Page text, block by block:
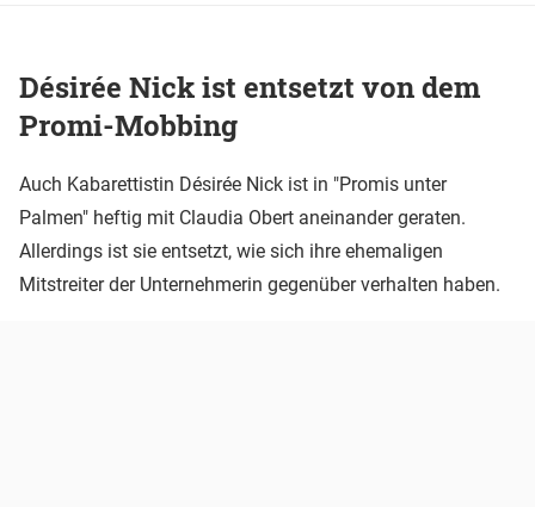
Désirée Nick ist entsetzt von dem
Promi-Mobbing
Auch Kabarettistin Désirée Nick ist in "Promis unter
Palmen" heftig mit Claudia Obert aneinander geraten.
Allerdings ist sie entsetzt, wie sich ihre ehemaligen
Mitstreiter der Unternehmerin gegenüber verhalten haben.